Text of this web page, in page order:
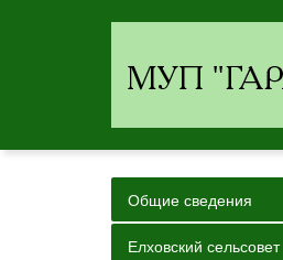
Общие сведения
Елховский сельсовет